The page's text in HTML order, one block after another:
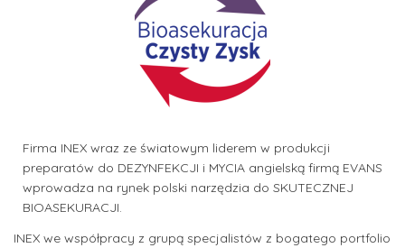
Firma INEX wraz ze światowym liderem w produkcji
preparatów do DEZYNFEKCJI i MYCIA angielską firmą EVANS
wprowadza na rynek polski narzędzia do SKUTECZNEJ
BIOASEKURACJI.
INEX we współpracy z grupą specjalistów z bogatego portfolio